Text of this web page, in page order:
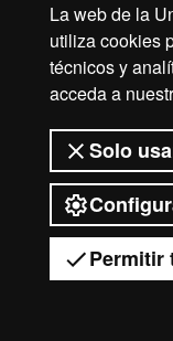
La web de la
utiliza cookies
técnicos y
acceda a
Solo
Permitir